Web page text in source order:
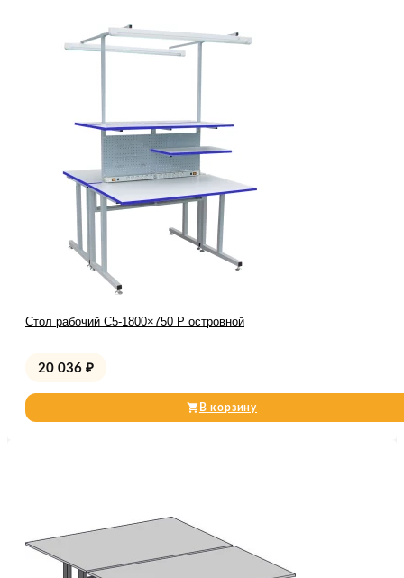
Стол рабочий С5-1800×750 Р островной
20 036 ₽
В корзину